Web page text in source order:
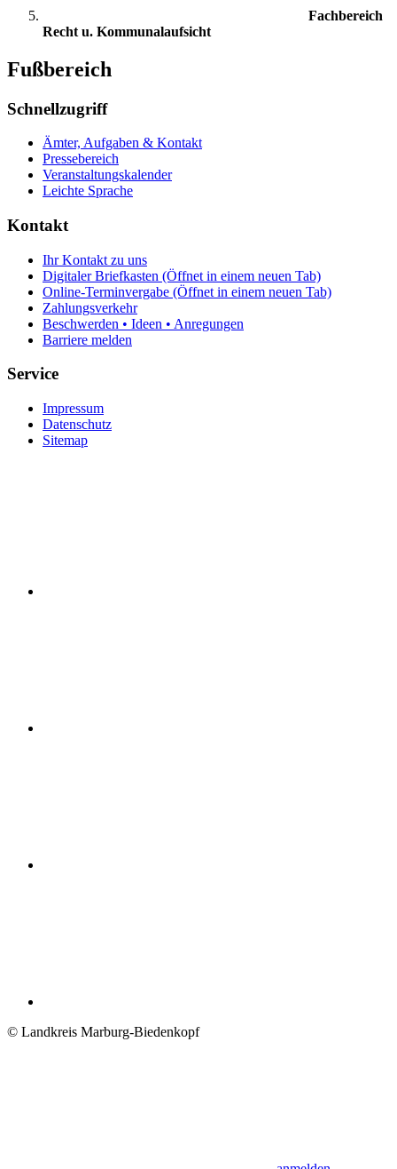
Fachbereich
Recht u. Kommunalaufsicht
Fußbereich
Schnellzugriff
Ämter, Aufgaben & Kontakt
Pressebereich
Veranstaltungskalender
Leichte Sprache
Kontakt
Ihr Kontakt zu uns
Digitaler Briefkasten (Öffnet in einem neuen Tab)
Online-Terminvergabe (Öffnet in einem neuen Tab)
Zahlungsverkehr
Beschwerden • Ideen • Anregungen
Barriere melden
Service
Impressum
Datenschutz
Sitemap
© Landkreis Marburg-Biedenkopf